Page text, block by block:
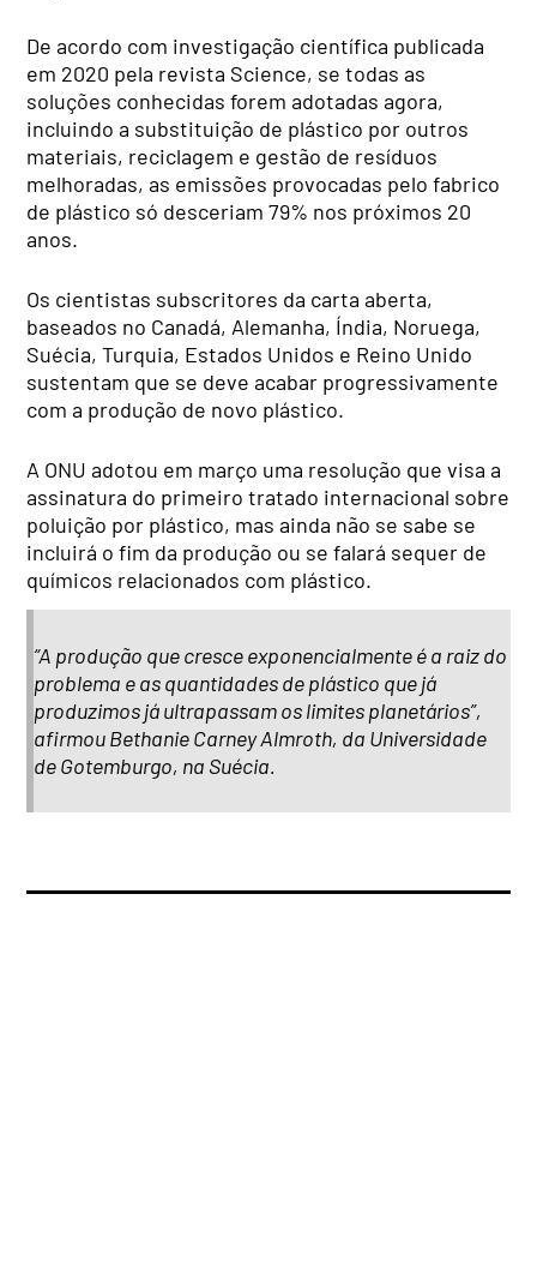
De acordo com investigação científica publicada
em 2020 pela revista Science, se todas as
soluções conhecidas forem adotadas agora,
incluindo a substituição de plástico por outros
materiais, reciclagem e gestão de resíduos
melhoradas, as emissões provocadas pelo fabrico
de plástico só desceriam 79% nos próximos 20
anos.
Os cientistas subscritores da carta aberta,
baseados no Canadá, Alemanha, Índia, Noruega,
Suécia, Turquia, Estados Unidos e Reino Unido
sustentam que se deve acabar progressivamente
com a produção de novo plástico.
A ONU adotou em março uma resolução que visa a
assinatura do primeiro tratado internacional sobre
poluição por plástico, mas ainda não se sabe se
incluirá o fim da produção ou se falará sequer de
químicos relacionados com plástico.
“A produção que cresce exponencialmente é a raiz do
problema e as quantidades de plástico que já
produzimos já ultrapassam os limites planetários”,
afirmou Bethanie Carney Almroth, da Universidade
de Gotemburgo, na Suécia.